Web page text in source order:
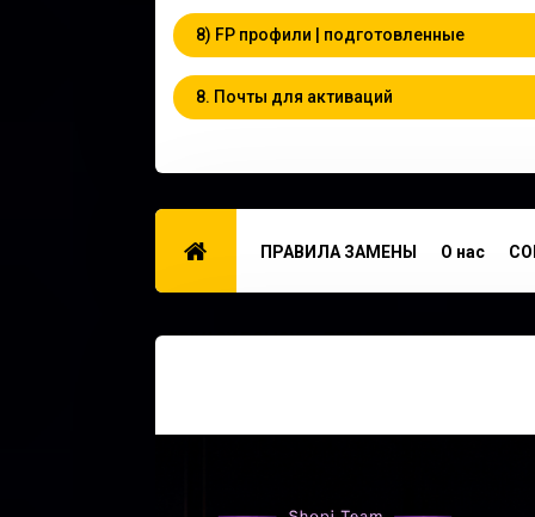
8) FP профили | подготовленные
8. Почты для активаций
ПРАВИЛА ЗАМЕНЫ О нас
PRIVACY POLICY TERMS OF SERVICE